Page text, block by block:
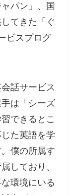
パン」、国
てきた「ぐ
ビスプログ
話サービス
は「シーズ
できるとこ
た英語を学
僕の所属す
しており、
環境にいる